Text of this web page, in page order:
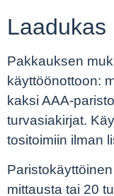
Laadukas
Pakkauksen
käyttöönottoon:
kaksi AAA-
turvasiakirjat.
tositoimiin ilman
mittausta tai 20